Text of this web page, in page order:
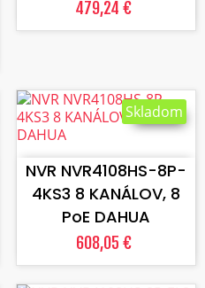
479,24 €
VLOŽIŤ DO KOŠÍKA
NVR NVR4108HS-8P-
4KS3 8 KANÁLOV, 8
PoE DAHUA
608,05 €
Skladom